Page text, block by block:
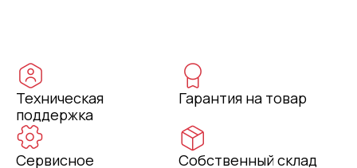
Техническая
поддержка
Гарантия на товар
Сервисное
Собственный склад